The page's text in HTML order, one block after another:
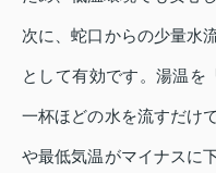
次に、蛇口からの少量水
として有効です。湯温を
一杯ほどの水を流すだけ
や最低気温がマイナスに